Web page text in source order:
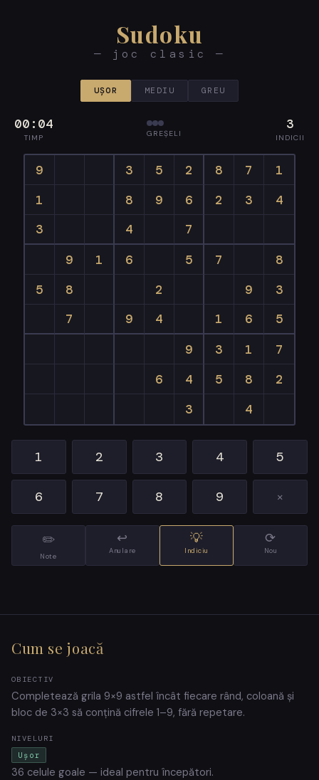
Sudoku
— joc clasic —
UȘOR MEDIU GREU
00:04
TIMP GREȘELI
3
INDICII
9 3 5 2 8 7
1
1
8 9 6 2 3
4
3
4
7
9
1 6 5 7
8
5
8 2 9
3
7
9 4 1 6
5
9
3 1
7
6
4 5 8
2
3
4
1 2 3 4 5
6 7 8 9 ✕
✏️
Note
↩
Anulare
💡
Indiciu
⟳
Nou
Cum se joacă
OBIECTIV
Completează grila 9×9 astfel încât fiecare rând, coloană și
bloc de 3×3 să conțină cifrele 1–9, fără repetare.
NIVELURI
Ușor
36 celule goale — ideal pentru începători.